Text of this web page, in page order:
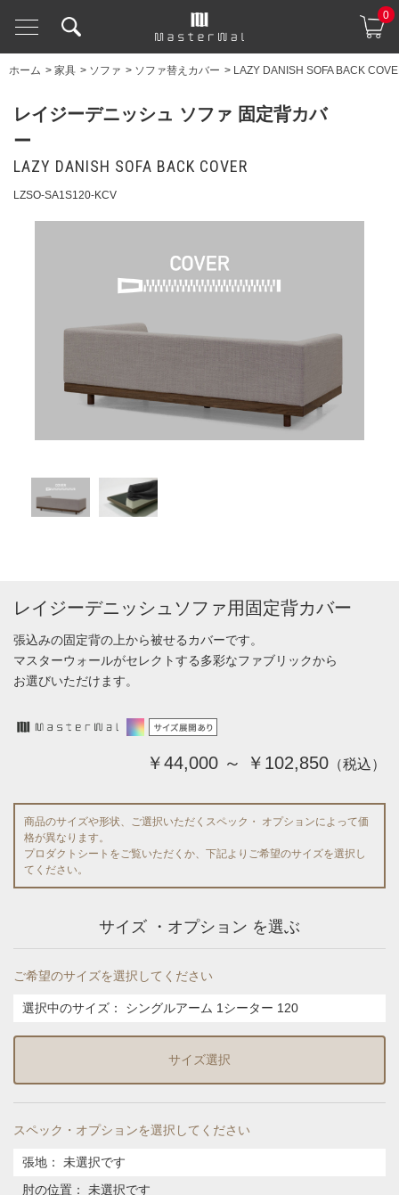
0
ホーム > 家具 > ソファ > ソファ替えカバー > LAZY DANISH SOFA BACK
レイジーデニッシュ ソファ 固定背カバ
ー
LAZY DANISH SOFA BACK COVER
LZSO-SA1S120-KCV
レイジーデニッシュソファ用固定背カバー
張込みの固定背の上から被せるカバーです。
マスターウォールがセレクトする多彩なファブリックから
お選びいただけます。
￥44,000 ～ ￥102,850 （税込）
商品のサイズや形状、ご選択いただくスペック・ オプションによって価
格が異なります。
プロダクトシートをご覧いただくか、下記よりご希望のサイズを選択し
てください。
サイズ ・オプション を選ぶ
ご希望のサイズを選択してください
選択中のサイズ： シングルアーム 1シーター 120
サイズ選択
スペック・オプションを選択してください
張地 ：
未選択です
肘の位置 ：
未選択です